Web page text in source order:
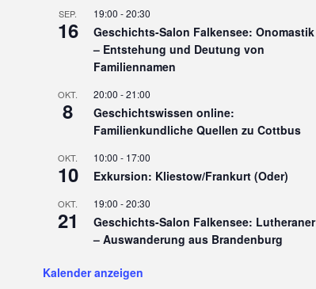
SEP.
16
19:00 -20:30
Geschichts-Salon Falkensee: Onomastik
– Entstehung und Deutung von
Familiennamen
OKT.
8
20:00 -21:00
Geschichtswissen online:
Familienkundliche Quellen zu Cottbus
OKT.
10
10:00 - 17:00
Exkursion: Kliestow/Frankurt (Oder)
OKT.
21
19:00 -20:30
Geschichts-Salon Falkensee: Lutheraner
– Auswanderung aus Brandenburg
Kalender anzeigen